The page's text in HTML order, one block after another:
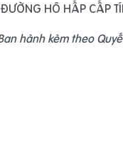
HÔ HẤP CẤP
hành kèm theo